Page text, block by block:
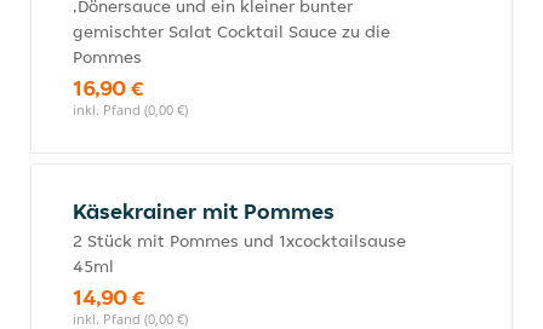
,Dönersauce und ein kleiner bunter
gemischter Salat Cocktail Sauce zu die
Pommes
16,90 €
inkl. Pfand (0,00 €)
Käsekrainer mit Pommes
2 Stück mit Pommes und 1xcocktailsause
45ml
14,90 €
inkl. Pfand (0,00 €)